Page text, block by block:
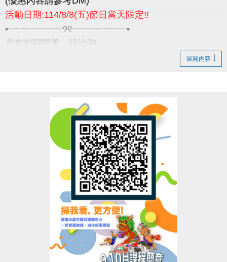
活動日期:114/8/8(五)節日當天限定!!
•┈┈┈┈┈┈୨୧┈┈┈┈┈┈•
若有相關問題，請洽詢
展開內容